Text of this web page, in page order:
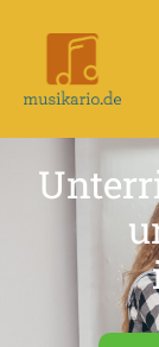
–
Portal
für